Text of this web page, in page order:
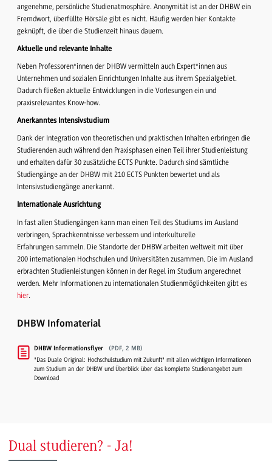
angenehme, persönliche Studienatmosphäre. Anonymität ist an der DHBW ein
Fremdwort, überfüllte Hörsäle gibt es nicht. Häufig werden hier Kontakte
geknüpft, die über die Studienzeit hinaus dauern.
Aktuelle und relevante Inhalte
Neben Professoren*innen der DHBW vermitteln auch Expert*innen aus
Unternehmen und sozialen Einrichtungen Inhalte aus ihrem Spezialgebiet.
Dadurch fließen aktuelle Entwicklungen in die Vorlesungen ein und
praxisrelevantes Know-how.
Anerkanntes Intensivstudium
Dank der Integration von theoretischen und praktischen Inhalten erbringen die
Studierenden auch während den Praxisphasen einen Teil ihrer Studienleistung
und erhalten dafür 30 zusätzliche ECTS Punkte. Dadurch sind sämtliche
Studiengänge an der DHBW mit 210 ECTS Punkten bewertet und als
Intensivstudiengänge anerkannt.
Internationale Ausrichtung
In fast allen Studiengängen kann man einen Teil des Studiums im Ausland
verbringen, Sprachkenntnisse verbessern und interkulturelle
Erfahrungen sammeln. Die Standorte der DHBW arbeiten weltweit mit über
200 internationalen Hochschulen und Universitäten zusammen. Die im Ausland
erbrachten Studienleistungen können in der Regel im Studium angerechnet
werden. Mehr Informationen zu internationalen Studienmöglichkeiten gibt es
hier.
DHBW Infomaterial
DHBW Informationsflyer (PDF, 2 MB)
"Das Duale Original: Hochschulstudium mit Zukunft" mit allen wichtigen Informationen
zum Studium an der DHBW und Überblick über das komplette Studienangebot zum
Download
Dual studieren? - Ja!